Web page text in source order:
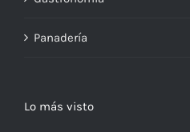
Panadería
Lo más visto